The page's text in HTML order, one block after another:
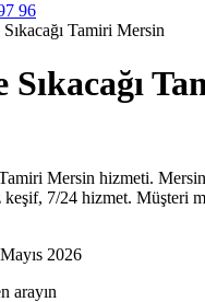
96
Tamiri Mersin
Sıkacağı
Mersin hizmeti.
keşif, 7/24 hizmet. Müşteri
2026
arayın